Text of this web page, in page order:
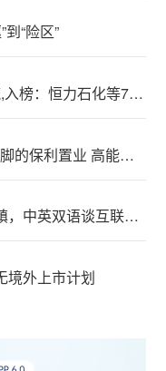
到“险区”
石油—石化行业资金流,入榜：恒力石化等7股净流入资金超3000万元
中报?观{察} | 被利润绊脚的保利置业 高能级城市加码拿地
视频‘｜’董宇辉现身乌镇，中英双语谈互联网时代对文化的理解
境外上市计划